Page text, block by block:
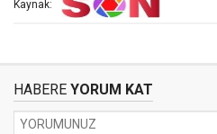
Kaynak:
HABERE YORUM KAT